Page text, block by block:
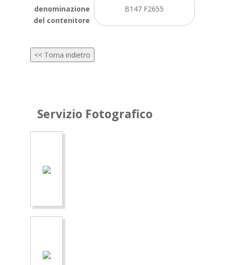
denominazione
del contenitore
B147 F2655
<< Torna indietro
Servizio Fotografico